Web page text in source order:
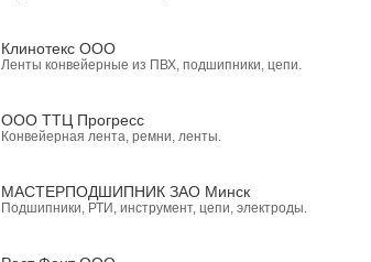
Клинотекс ООО
Ленты конвейерные из ПВХ, подшипники, цепи.
ООО ТТЦ Прогресс
Конвейерная лента, ремни, ленты.
МАСТЕРПОДШИПНИК ЗАО Минск
Подшипники, РТИ, инструмент, цепи, электроды.